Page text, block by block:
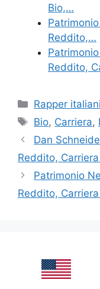
Bio,…
Reddito,…
Reddito,
Categories
Rapper italiani
Tags
Bio, Carriera,
Dan
Reddito,
Patrimonio
Reddito,